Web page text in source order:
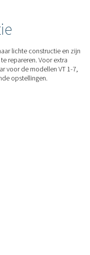
een optimaal intern
drukval van slechts
en de totale
en ondersteunt
maar lichte